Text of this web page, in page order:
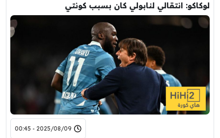
لوكاكو: انتقالي لنابولي كان بسبب كونتي
2025/08/09 - 00:45